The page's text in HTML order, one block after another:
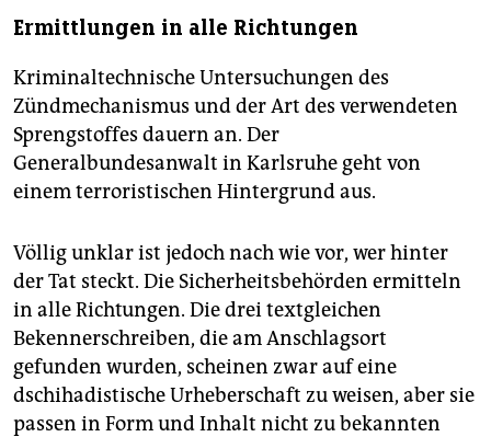
Ermittlungen in alle Richtungen
Kriminaltechnische Untersuchungen des
Zündmechanismus und der Art des verwendeten
Sprengstoffes dauern an. Der
Generalbundesanwalt in Karlsruhe geht von
einem terroristischen Hintergrund aus.
Völlig unklar ist jedoch nach wie vor, wer hinter
der Tat steckt. Die Sicherheitsbehörden ermitteln
in alle Richtungen. Die drei textgleichen
Bekennerschreiben, die am Anschlagsort
gefunden wurden, scheinen zwar auf eine
dschihadistische Urheberschaft zu weisen, aber sie
passen in Form und Inhalt nicht zu bekannten